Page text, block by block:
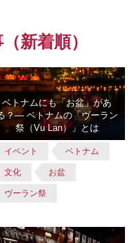
新着順）
ベトナムにも「お盆」があ
？― ベトナムの「ヴーラン
祭（Vu Lan）」とは
イベント ベトナム
文化 お盆
ヴーラン祭